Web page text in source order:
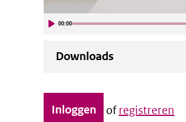
00:00
Downloads
Inloggen ofregistreren